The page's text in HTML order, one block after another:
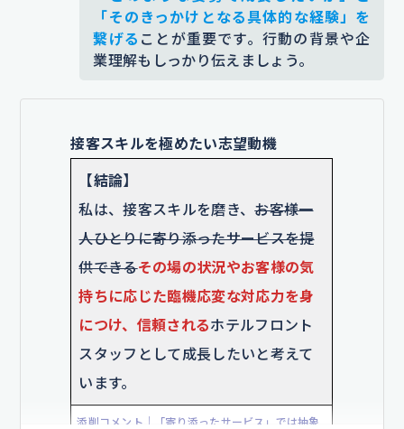
スキルを磨き、「相手の立場に立っ
て行動すること」の大切さを実感し
ました。 相手の様子を観察し、困っ
ていそうな方にはこちらから声をか
ようになりました。
経験を通じた具体的な行動を伝えることで、感情
と行動の両方からアプローチでき説得力が向上し
ます。ここでは、実際に自身が感じた感情や行動
伝えています。
【企業を選んだ理由】
貴社は宿泊客への徹底した対応に定
評があり、スタッフ一人ひとりのホ
「そのきっかけとなる具体的な経験」を
繋げる ことが重要です。行動の背景や企
業理解もしっかり伝えましょう。
接客スキルを極めたい志望動機
【結論】
私は、接客スキルを磨き、お客様一
人ひとりに寄り添ったサービスを提
供できるその場の状況やお客様の気
持ちに応じた臨機応変な対応力を身
につけ、信頼されるホテルフロント
スタッフとして成長したいと考えて
います。
添削コメント｜「寄り添ったサービス」では抽象